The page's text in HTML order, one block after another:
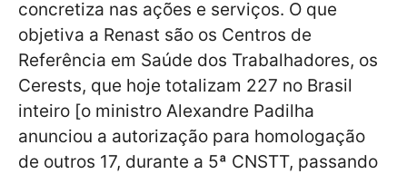
concretiza nas ações e serviços. O que
objetiva a Renast são os Centros de
Referência em Saúde dos Trabalhadores, os
Cerests, que hoje totalizam 227 no Brasil
inteiro [o ministro Alexandre Padilha
anunciou a autorização para homologação
de outros 17, durante a 5ª CNSTT, passando